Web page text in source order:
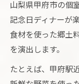
山梨県甲府市の個
記念日ディナーが
食材を使った郷土
を演出します。
たとえば、甲府駅